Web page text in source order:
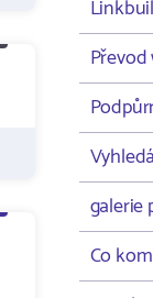
galerie
Co